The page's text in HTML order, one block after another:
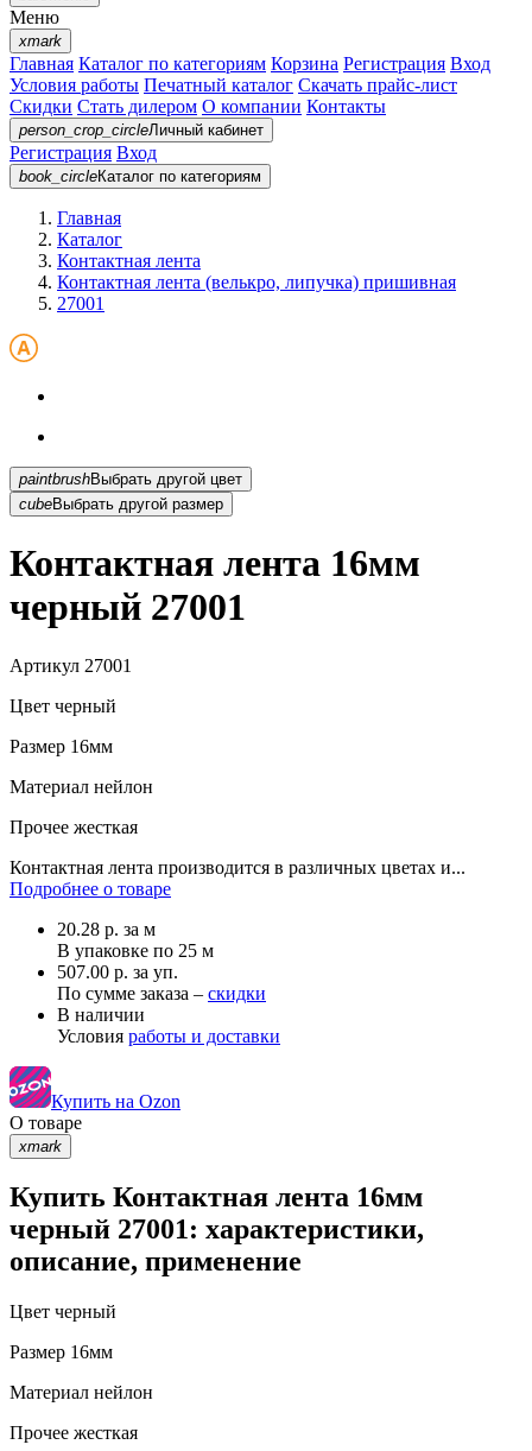
Меню
xmark
Главная Каталог по категориям Корзина Регистрация Вход
Условия работы Печатный каталог Скачать прайс-лист
Скидки Стать дилером О компании Контакты
person_crop_circleЛичный кабинет
Регистрация Вход
book_circleКаталог по категориям
Главная
Каталог
Контактная лента
Контактная лента (велькро, липучка) пришивная
27001
paintbrush
Выбрать другой цвет
cubeВыбрать другой размер
Контактная лента 16мм
черный 27001
Артикул 27001
Цвет черный
Размер 16мм
Материал нейлон
Прочее жесткая
Контактная лента производится в различных цветах и...
Подробнее о товаре
20.28 р. за м
В упаковке по 25 м
507.00 р. за уп.
По сумме заказа – скидки
В наличии
Условия работы и доставки
Купить на Ozon
О товаре
xmark
Купить Контактная лента 16мм
черный 27001: характеристики,
описание, применение
Цвет черный
Размер 16мм
Материал нейлон
Прочее жесткая